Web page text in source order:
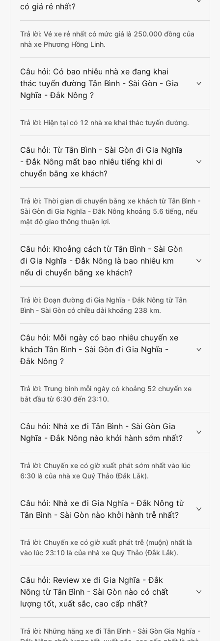
có giá rẻ nhất?
Trả lời: Vé xe rẻ nhất có mức giá là 250.000 đồng của
nhà xe Phương Hồng Linh.
Câu hỏi: Có bao nhiêu nhà xe đang khai
thác tuyến đường Tân Bình - Sài Gòn - Gia
Nghĩa - Đắk Nông ?
Trả lời: Hiện tại có 12 nhà xe khai thác tuyến đường.
Câu hỏi: Từ Tân Bình - Sài Gòn đi Gia Nghĩa
- Đắk Nông mất bao nhiêu tiếng khi di
chuyển bằng xe khách?
Trả lời: Thời gian di chuyển bằng xe khách từ Tân Bình -
Sài Gòn đi Gia Nghĩa - Đắk Nông khoảng 5.6 tiếng, nếu
mật độ giao thông thuận lợi.
Câu hỏi: Khoảng cách từ Tân Bình - Sài Gòn
đi Gia Nghĩa - Đắk Nông là bao nhiêu km
nếu di chuyển bằng xe khách?
Trả lời: Đoạn đường đi Gia Nghĩa - Đắk Nông từ Tân
Bình - Sài Gòn có chiều dài khoảng 238 km.
Câu hỏi: Mỗi ngày có bao nhiêu chuyến xe
khách Tân Bình - Sài Gòn đi Gia Nghĩa -
Đắk Nông ?
Trả lời: Trung bình mỗi ngày có khoảng 52 chuyến xe
bắt đầu từ 6:30 đến 23:10.
Câu hỏi: Nhà xe đi Tân Bình - Sài Gòn Gia
Nghĩa - Đắk Nông nào khởi hành sớm nhất?
Trả lời: Chuyến xe có giờ xuất phát sớm nhất vào lúc
6:30 là của nhà xe Quý Thảo (Đắk Lắk).
Câu hỏi: Nhà xe đi Gia Nghĩa - Đắk Nông từ
Tân Bình - Sài Gòn nào khởi hành trễ nhất?
Trả lời: Chuyến xe có giờ xuất phát trễ (muộn) nhất là
vào lúc 23:10 là của nhà xe Quý Thảo (Đắk Lắk).
Câu hỏi: Review xe đi Gia Nghĩa - Đắk
Nông từ Tân Bình - Sài Gòn nào có chất
lượng tốt, xuất sắc, cao cấp nhất?
Trả lời: Những hãng xe đi Tân Bình - Sài Gòn Gia Nghĩa -